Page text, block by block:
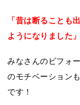
「昔は断ることも
ようになりました
みなさんのビフォ
のモチベーション
です！